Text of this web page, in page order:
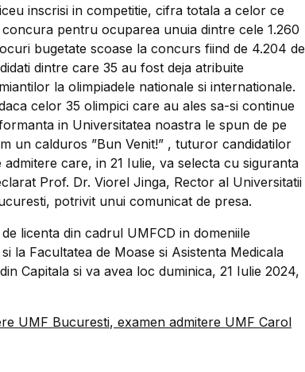
inscrisi in competitie, cifra totala a celor ce
pentru ocuparea unuia dintre cele 1.260
bugetate scoase la concurs fiind de 4.204 de
dintre care 35 au fost deja atribuite
la olimpiadele nationale si internationale.
celor 35 olimpici care au ales sa-si continue
in Universitatea noastra le spun de pe
un calduros ”Bun Venit!” , tuturor candidatilor
care, in 21 Iulie, va selecta cu siguranta
Prof. Dr. Viorel Jinga, Rector al Universitatii
potrivit unui comunicat de presa.
licenta din cadrul UMFCD in domeniile
la Facultatea de Moase si Asistenta Medicala
Capitala si va avea loc duminica, 21 Iulie 2024,
UMF Bucuresti, examen admitere UMF Carol